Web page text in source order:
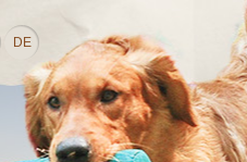
DE